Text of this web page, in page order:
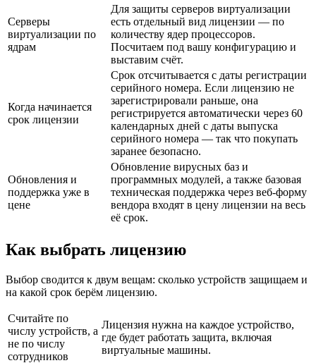
Серверы
виртуализации по
ядрам
Для защиты серверов виртуализации
есть отдельный вид лицензии — по
количеству ядер процессоров.
Посчитаем под вашу конфигурацию и
выставим счёт.
Когда начинается
срок лицензии
Срок отсчитывается с даты регистрации
серийного номера. Если лицензию не
зарегистрировали раньше, она
регистрируется автоматически через 60
календарных дней с даты выпуска
серийного номера — так что покупать
заранее безопасно.
Обновления и
поддержка уже в
цене
Обновление вирусных баз и
программных модулей, а также базовая
техническая поддержка через веб-форму
вендора входят в цену лицензии на весь
её срок.
Как выбрать лицензию
Выбор сводится к двум вещам: сколько устройств защищаем и
на какой срок берём лицензию.
Считайте по
числу устройств, а
не по числу
сотрудников
Лицензия нужна на каждое устройство,
где будет работать защита, включая
виртуальные машины.